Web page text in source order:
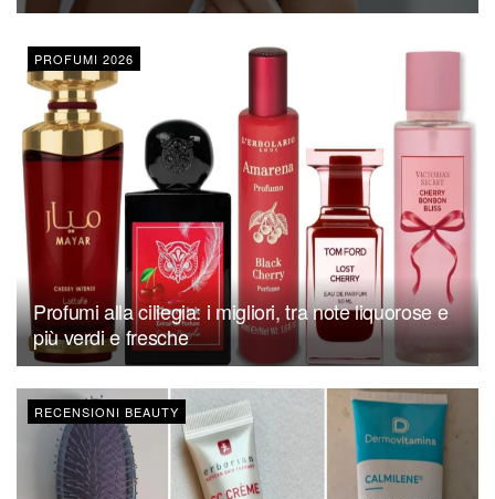
PROFUMI 2026
Profumi alla ciliegia: i migliori, tra note liquorose e
più verdi e fresche
RECENSIONI BEAUTY